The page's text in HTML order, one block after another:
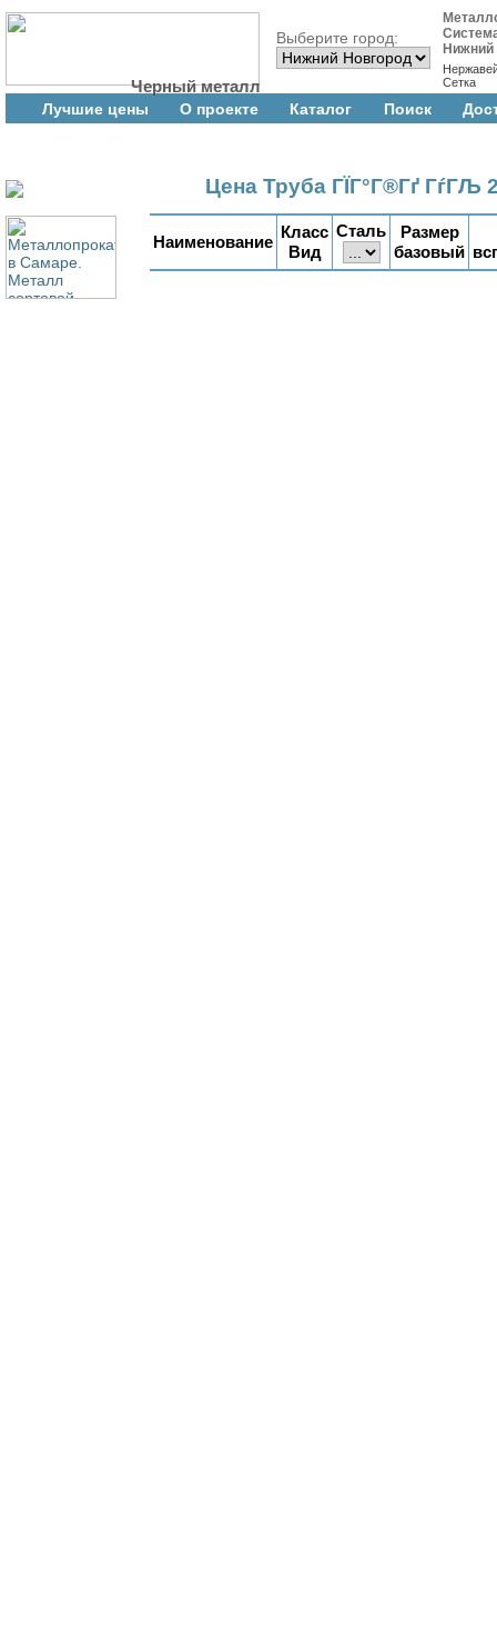
Черный металл
Выберите город:
Нижний
Сетка
Лучшие цены О проекте Каталог Поиск
Цена Труба ГЇГ°Г®Гґ
Наименование
Класс
Вид
Сталь
Размер
базовый